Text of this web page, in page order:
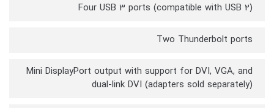
Four USB 3 ports (compatible with USB 2)
Two Thunderbolt ports
Mini DisplayPort output with support for DVI, VGA, and
dual-link DVI (adapters sold separately)